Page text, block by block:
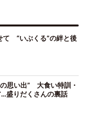
て “いぶくる”の絆と後
思い出” 大食い特訓・
盛りだくさんの裏話